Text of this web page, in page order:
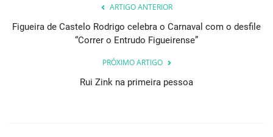
ARTIGO ANTERIOR
Figueira de Castelo Rodrigo celebra o Carnaval com o desfile
“Correr o Entrudo Figueirense”
PRÓXIMO ARTIGO
Rui Zink na primeira pessoa